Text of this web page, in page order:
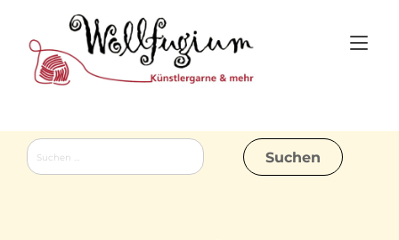
content
Suchen
nach: